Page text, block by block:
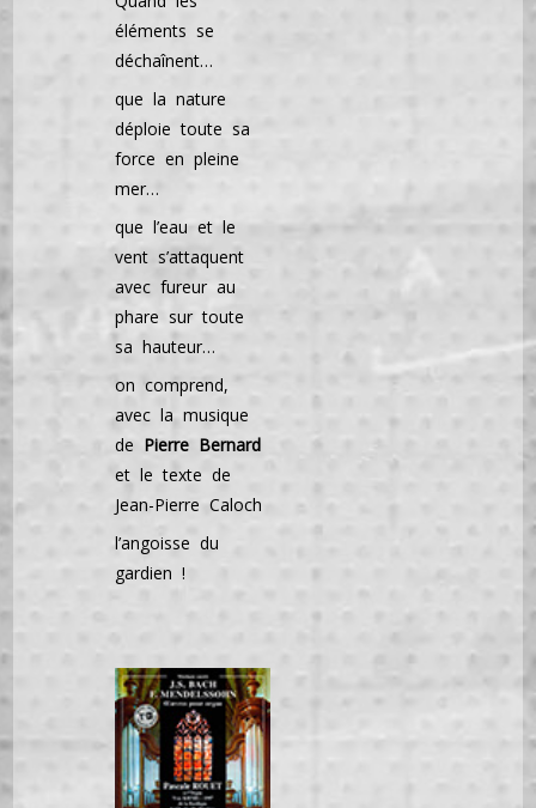
éléments se
déchaînent…
que la nature
déploie toute sa
force en pleine
mer…
que l’eau et le
vent s’attaquent
avec fureur au
phare sur toute
sa hauteur…
on comprend,
avec la musique
de Pierre Bernard
et le texte de
Jean-Pierre Caloch
l’angoisse du
gardien !